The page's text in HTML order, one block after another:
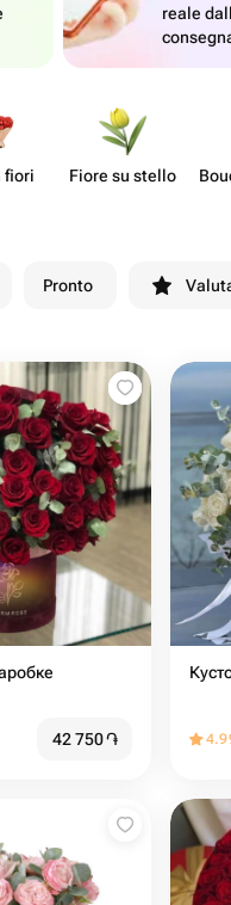
reale
fiori Fiore su stello
Pronto
42 750֏